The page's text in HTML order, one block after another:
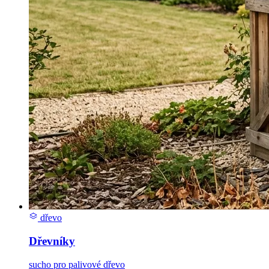
dřevo
Dřevníky
sucho pro palivové dřevo